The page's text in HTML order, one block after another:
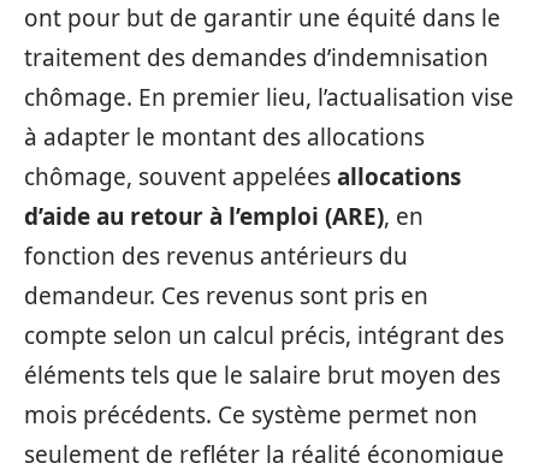
ont pour but de garantir une équité dans le
traitement des demandes d’indemnisation
chômage. En premier lieu, l’actualisation vise
à adapter le montant des allocations
chômage, souvent appeléesallocations
d’aide au retour à l’emploi (ARE), en
fonction des revenus antérieurs du
demandeur. Ces revenus sont pris en
compte selon un calcul précis, intégrant des
éléments tels que le salaire brut moyen des
mois précédents. Ce système permet non
seulement de refléter la réalité économique